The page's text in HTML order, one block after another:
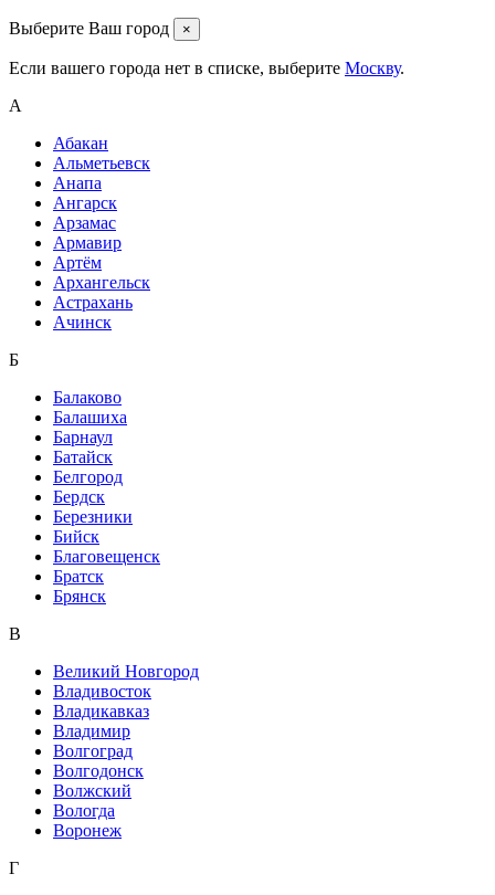
Выберите Ваш город ×
Если вашего города нет в списке, выберите Москву.
А
Абакан
Альметьевск
Анапа
Ангарск
Арзамас
Армавир
Артём
Архангельск
Астрахань
Ачинск
Б
Балаково
Балашиха
Барнаул
Батайск
Белгород
Бердск
Березники
Бийск
Благовещенск
Братск
Брянск
В
Великий Новгород
Владивосток
Владикавказ
Владимир
Волгоград
Волгодонск
Волжский
Вологда
Воронеж
Г